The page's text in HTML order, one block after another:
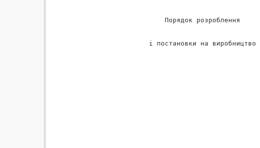
Порядок розроблення
i постановки на виробництво